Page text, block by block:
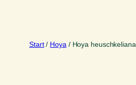
Start/ Hoya / Hoya heuschkeliana